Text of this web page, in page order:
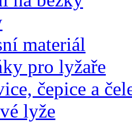
materiál
pro lyžaře
čepice a
lyže